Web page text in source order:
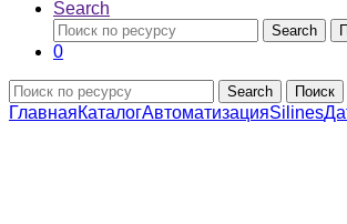
Search
Search
0
Search Поиск
ГлавнаяКаталогАвтоматизацияSilines